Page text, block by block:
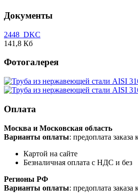
Документы
2448_DKC
141,8 Кб
Фотогалерея
Оплата
Москва и Московская область
Варианты оплаты: предоплата
Картой на сайте
Безналичная оплата с НДС и без
Регионы РФ
Варианты оплаты: предоплата